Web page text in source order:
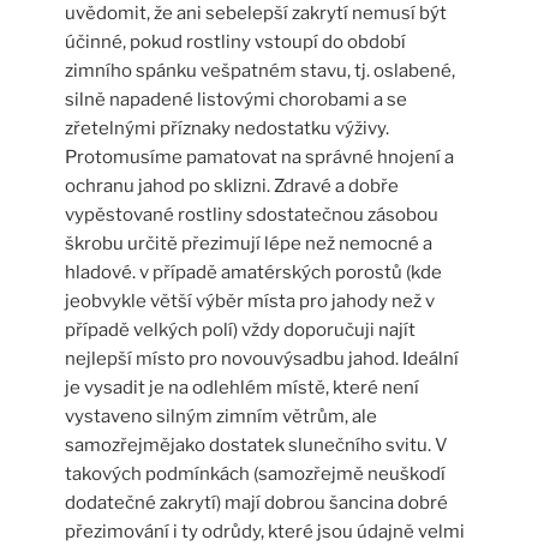
uvědomit, že ani sebelepší zakrytí nemusí být
účinné, pokud rostliny vstoupí do období
zimního spánku vešpatném stavu, tj. oslabené,
silně napadené listovými chorobami a se
zřetelnými příznaky nedostatku výživy.
Protomusíme pamatovat na správné hnojení a
ochranu jahod po sklizni. Zdravé a dobře
vypěstované rostliny sdostatečnou zásobou
škrobu určitě přezimují lépe než nemocné a
hladové. v případě amatérských porostů (kde
jeobvykle větší výběr místa pro jahody než v
případě velkých polí) vždy doporučuji najít
nejlepší místo pro novouvýsadbu jahod. Ideální
je vysadit je na odlehlém místě, které není
vystaveno silným zimním větrům, ale
samozřejmějako dostatek slunečního svitu. V
takových podmínkách (samozřejmě neuškodí
dodatečné zakrytí) mají dobrou šancina dobré
přezimování i ty odrůdy, které jsou údajně velmi